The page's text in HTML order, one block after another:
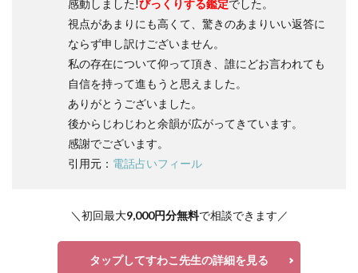
感動しました!びっくりする鑑定でした。
視点があまりにも高くて、驚きのあまりいい返答に
ならず申し訳けございません。
私の存在について仰って頂き、誰にどお言われても
自信を持って進もうと思えました。
ありがとうございました。
後からじわじわと余韻が広がってきています。
感謝でございます。
引用元： 電話占いフィール
＼初回最大9,000円分無料で相談できます／
タップしてすわこ先生の詳細を見る